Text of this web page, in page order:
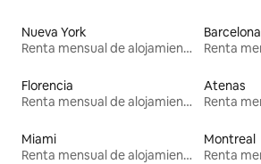
Nueva York
Renta mensual de alojamientos
Barcelona
Florencia
Renta mensual de alojamientos
Atenas
Miami
Renta mensual de alojamientos
Montreal